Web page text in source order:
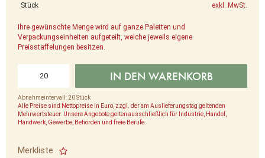
Stück exkl. MwSt.
Ihre gewünschte Menge wird auf ganze Paletten und
Verpackungseinheiten aufgeteilt, welche jeweils eigene
Preisstaffelungen besitzen.
Abnahmeintervall: 20 Stück
Alle Preise sind Nettopreise in Euro, zzgl. der am Auslieferungstag geltenden
Mehrwertsteuer. Unsere Angebote gelten ausschließlich für Industrie, Handel,
Handwerk, Gewerbe, Behörden und freie Berufe.
IN DEN WARENKORB
Merkliste